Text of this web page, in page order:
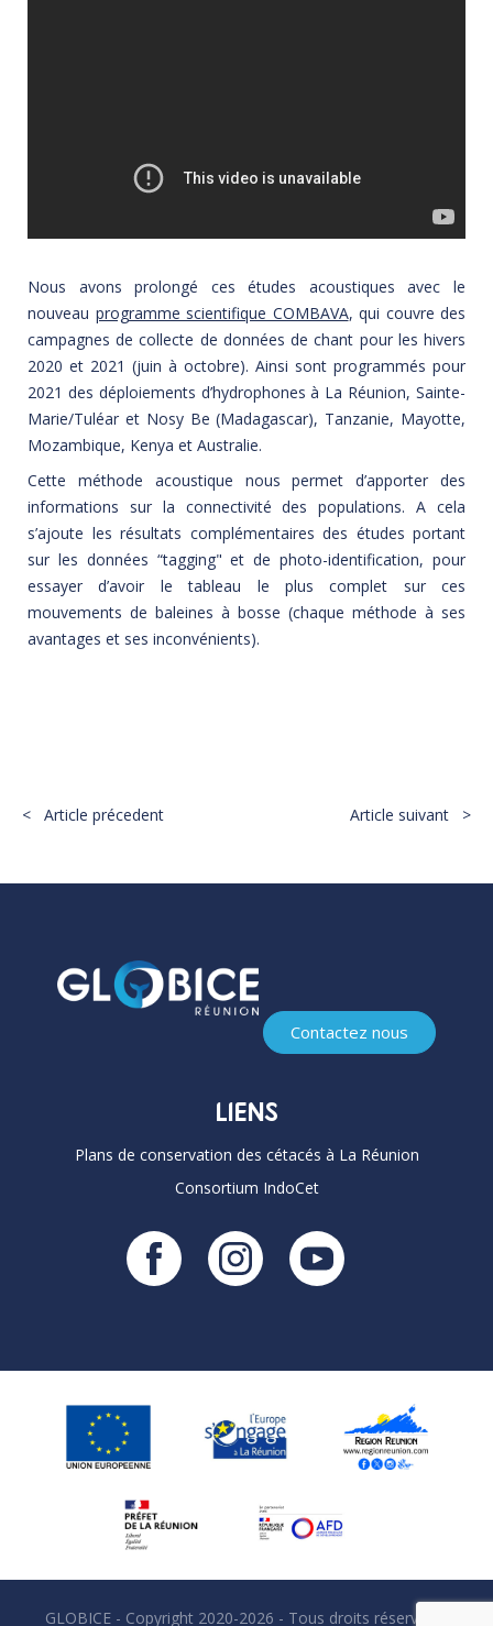
Nous avons prolongé ces études acoustiques avec le
nouveau programme scientifique COMBAVA, qui couvre des
campagnes de collecte de données de chant pour les hivers
2020 et 2021 (juin à octobre). Ainsi sont programmés pour
2021 des déploiements d’hydrophones à La Réunion, Sainte-
Marie/Tuléar et Nosy Be (Madagascar), Tanzanie, Mayotte,
Mozambique, Kenya et Australie.
Cette méthode acoustique nous permet d’apporter des
informations sur la connectivité des populations. A cela
s’ajoute les résultats complémentaires des études portant
sur les données “tagging" et de photo-identification, pour
essayer d’avoir le tableau le plus complet sur ces
mouvements de baleines à bosse (chaque méthode à ses
avantages et ses inconvénients).
< Article précedent Article suivant >
Contactez nous
LIENS
Plans de conservation des cétacés à La Réunion
Consortium IndoCet
GLOBICE - Copyright 2020-2026 - Tous droits réservés